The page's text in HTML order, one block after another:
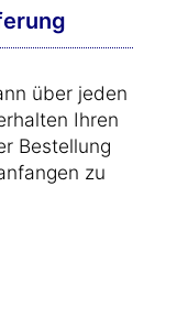
über jeden
Ihren
Bestellung
zu